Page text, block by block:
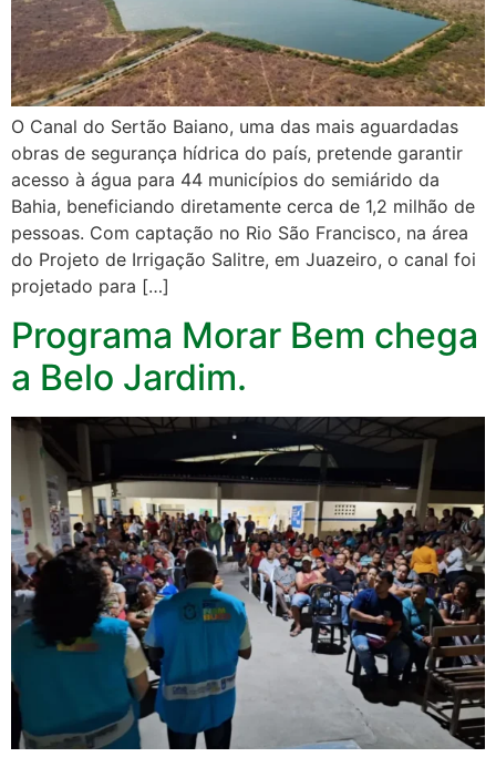
O Canal do Sertão Baiano, uma das mais aguardadas
obras de segurança hídrica do país, pretende garantir
acesso à água para 44 municípios do semiárido da
Bahia, beneficiando diretamente cerca de 1,2 milhão de
pessoas. Com captação no Rio São Francisco, na área
do Projeto de Irrigação Salitre, em Juazeiro, o canal foi
projetado para […]
Programa Morar Bem chega
a Belo Jardim.